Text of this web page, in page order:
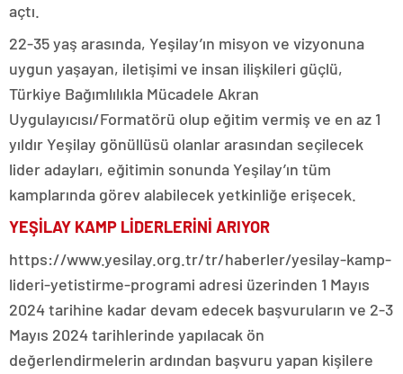
açtı.
22-35 yaş arasında, Yeşilay’ın misyon ve vizyonuna
uygun yaşayan, iletişimi ve insan ilişkileri güçlü,
Türkiye Bağımlılıkla Mücadele Akran
Uygulayıcısı/Formatörü olup eğitim vermiş ve en az 1
yıldır Yeşilay gönüllüsü olanlar arasından seçilecek
lider adayları, eğitimin sonunda Yeşilay’ın tüm
kamplarında görev alabilecek yetkinliğe erişecek.
YEŞİLAY KAMP LİDERLERİNİ ARIYOR
https://www.yesilay.org.tr/tr/haberler/yesilay-kamp-
lideri-yetistirme-programi adresi üzerinden 1 Mayıs
2024 tarihine kadar devam edecek başvuruların ve 2-3
Mayıs 2024 tarihlerinde yapılacak ön
değerlendirmelerin ardından başvuru yapan kişilere